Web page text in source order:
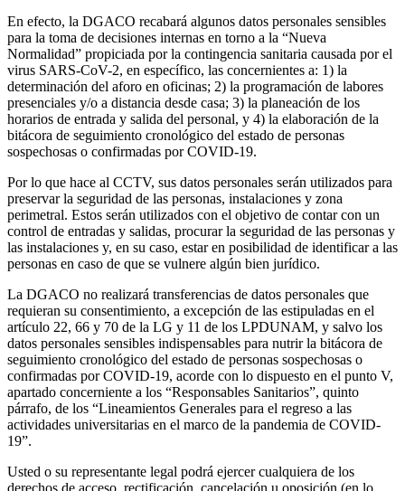
En efecto, la DGACO recabará algunos datos personales sensibles
para la toma de decisiones internas en torno a la “Nueva
Normalidad” propiciada por la contingencia sanitaria causada por el
virus SARS-CoV-2, en específico, las concernientes a: 1) la
determinación del aforo en oficinas; 2) la programación de labores
presenciales y/o a distancia desde casa; 3) la planeación de los
horarios de entrada y salida del personal, y 4) la elaboración de la
bitácora de seguimiento cronológico del estado de personas
sospechosas o confirmadas por COVID-19.
Por lo que hace al CCTV, sus datos personales serán utilizados para
preservar la seguridad de las personas, instalaciones y zona
perimetral. Estos serán utilizados con el objetivo de contar con un
control de entradas y salidas, procurar la seguridad de las personas y
las instalaciones y, en su caso, estar en posibilidad de identificar a las
personas en caso de que se vulnere algún bien jurídico.
La DGACO no realizará transferencias de datos personales que
requieran su consentimiento, a excepción de las estipuladas en el
artículo 22, 66 y 70 de la LG y 11 de los LPDUNAM, y salvo los
datos personales sensibles indispensables para nutrir la bitácora de
seguimiento cronológico del estado de personas sospechosas o
confirmadas por COVID-19, acorde con lo dispuesto en el punto V,
apartado concerniente a los “Responsables Sanitarios”, quinto
párrafo, de los “Lineamientos Generales para el regreso a las
actividades universitarias en el marco de la pandemia de COVID-
19”.
Usted o su representante legal podrá ejercer cualquiera de los